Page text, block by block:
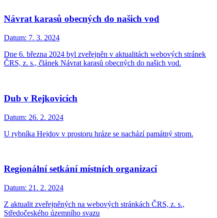
Návrat karasů obecných do našich vod
Datum: 7. 3. 2024
Dne 6. března 2024 byl zveřejněn v aktualitách webových stránek
ČRS, z. s., článek Návrat karasů obecných do našich vod.
Dub v Rejkovicích
Datum: 26. 2. 2024
U rybníka Hejdov v prostoru hráze se nachází památný strom.
Regionální setkání místních organizací
Datum: 21. 2. 2024
Z aktualit zveřejněných na webových stránkách ČRS, z. s.,
Středočeského územního svazu